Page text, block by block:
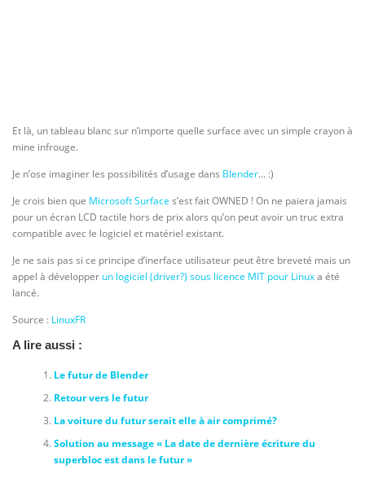
Et là, un tableau blanc sur n’importe quelle surface avec un simple crayon à
mine infrouge.
Je n’ose imaginer les possibilités d’usage dans Blender… :)
Je crois bien que Microsoft Surface s’est fait OWNED ! On ne paiera jamais
pour un écran LCD tactile hors de prix alors qu’on peut avoir un truc extra
compatible avec le logiciel et matériel existant.
Je ne sais pas si ce principe d’inerface utilisateur peut être breveté mais un
appel à développer un logiciel (driver?) sous licence MIT pour Linuxa été
lancé.
Source : LinuxFR
A lire aussi :
Le futur de Blender
Retour vers le futur
La voiture du futur serait elle à air comprimé?
Solution au message « La date de dernière écriture du
superbloc est dans le futur »